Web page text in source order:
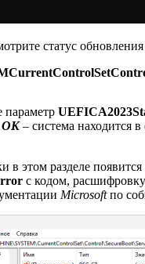
статус обновления
параметр
OK– система находится
в этом разделе появится
с кодом,
Microsoftпо